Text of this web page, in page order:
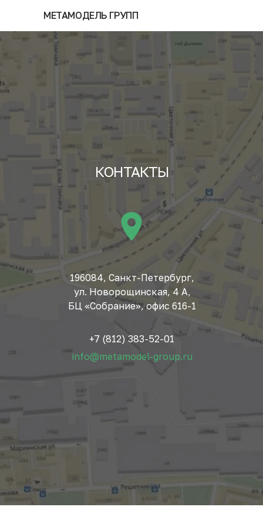
МЕТАМОДЕЛЬ ГРУПП
КОНТАКТЫ
info@metamodel-group.ru
+7 (812) 383-52-01
196084, Санкт-Петербург,
ул. Новорощинская, 4 А,
БЦ «Собрание», офис 616-1